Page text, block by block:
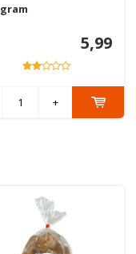
gram
5,99
+